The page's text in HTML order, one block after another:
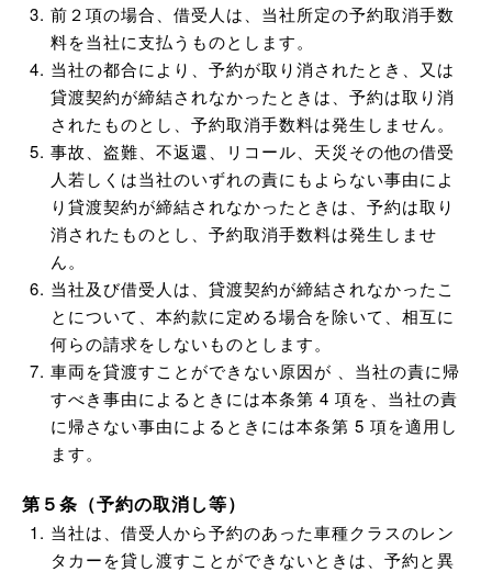
前２項の場合、借受人は、当社所定の予約取消手数
料を当社に支払うものとします。
当社の都合により、予約が取り消されたとき、又は
貸渡契約が締結されなかったときは、予約は取り消
されたものとし、予約取消手数料は発生しません。
事故、盗難、不返還、リコール、天災その他の借受
人若しくは当社のいずれの責にもよらない事由によ
り貸渡契約が締結されなかったときは、予約は取り
消されたものとし、予約取消手数料は発生しませ
ん。
当社及び借受人は、貸渡契約が締結されなかったこ
とについて、本約款に定める場合を除いて、相互に
何らの請求をしないものとします。
車両を貸渡すことができない原因が 、当社の責に帰
すべき事由によるときには本条第 4 項を、当社の責
に帰さない事由によるときには本条第 5 項を適用し
ます。
第５条（予約の取消し等）
当社は、借受人から予約のあった車種クラスのレン
タカーを貸し渡すことができないときは、予約と異